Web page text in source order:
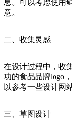
息。可以考虑使用
意。
二、收集灵感
在设计过程中，收
功的食品品牌logo
以参考一些设计网
三、草图设计